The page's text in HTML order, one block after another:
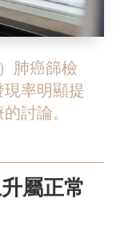
肺癌篩檢
率明顯提
討論。
屬正常